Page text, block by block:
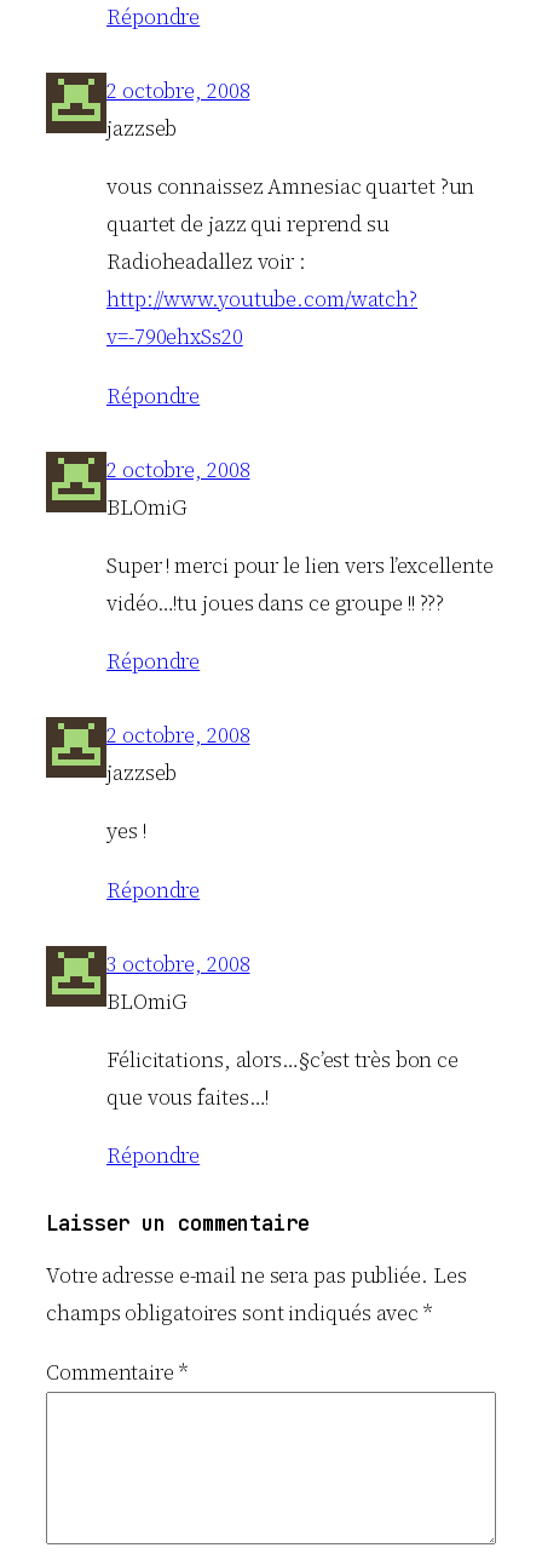
Répondre
2 octobre, 2008
jazzseb
vous connaissez Amnesiac quartet ?un
quartet de jazz qui reprend su
Radioheadallez voir :
http://www.youtube.com/watch?
v=-790ehxSs20
Répondre
2 octobre, 2008
BLOmiG
Super ! merci pour le lien vers l’excellente
vidéo…!tu joues dans ce groupe !! ???
Répondre
2 octobre, 2008
jazzseb
yes !
Répondre
3 octobre, 2008
BLOmiG
Félicitations, alors…§c’est très bon ce
que vous faites…!
Répondre
Laisser un commentaire
Votre adresse e-mail ne sera pas publiée. Les
champs obligatoires sont indiqués avec*
Commentaire *